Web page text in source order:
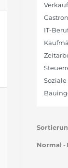
IT-
Normal -